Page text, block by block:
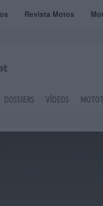
Revista Motos
DOSSIERS VÍDEOS